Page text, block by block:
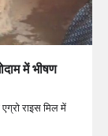
में भीषण
राइस मिल में